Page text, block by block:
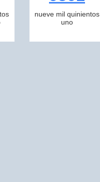
nueve mil quinientos
uno